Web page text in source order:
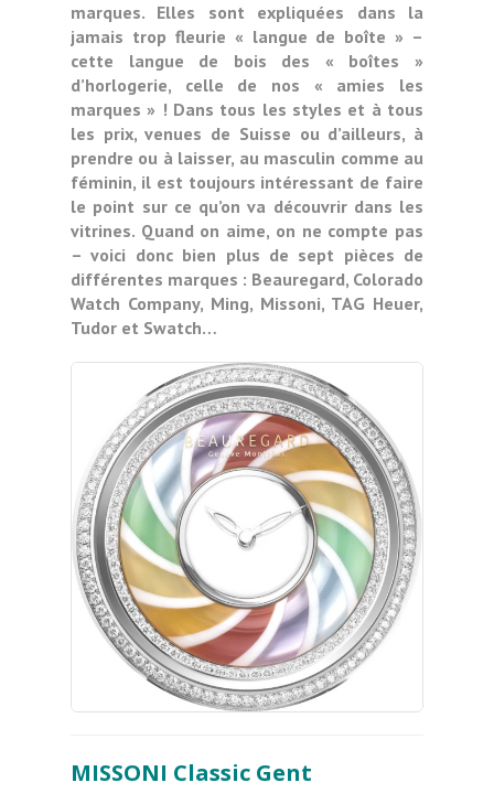
marques. Elles sont expliquées dans la
jamais trop fleurie « langue de boîte » –
cette langue de bois des « boîtes »
d’horlogerie, celle de nos « amies les
marques » ! Dans tous les styles et à tous
les prix, venues de Suisse ou d’ailleurs, à
prendre ou à laisser, au masculin comme au
féminin, il est toujours intéressant de faire
le point sur ce qu’on va découvrir dans les
vitrines. Quand on aime, on ne compte pas
– voici donc bien plus de sept pièces de
différentes marques : Beauregard, Colorado
Watch Company, Ming, Missoni, TAG Heuer,
Tudor et Swatch…
MISSONI Classic Gent